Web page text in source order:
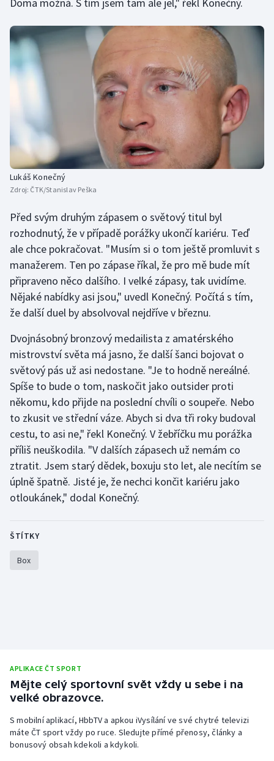
Doma možná. S tím jsem tam ale jel," řekl Konečný.
Lukáš Konečný
Zdroj: ČTK/Stanislav Peška
Před svým druhým zápasem o světový titul byl
rozhodnutý, že v případě porážky ukončí kariéru. Teď
ale chce pokračovat. "Musím si o tom ještě promluvit s
manažerem. Ten po zápase říkal, že pro mě bude mít
připraveno něco dalšího. I velké zápasy, tak uvidíme.
Nějaké nabídky asi jsou," uvedl Konečný. Počítá s tím,
že další duel by absolvoval nejdříve v březnu.
Dvojnásobný bronzový medailista z amatérského
mistrovství světa má jasno, že další šanci bojovat o
světový pás už asi nedostane. "Je to hodně nereálné.
Spíše to bude o tom, naskočit jako outsider proti
někomu, kdo přijde na poslední chvíli o soupeře. Nebo
to zkusit ve střední váze. Abych si dva tři roky budoval
cestu, to asi ne," řekl Konečný. V žebříčku mu porážka
příliš neuškodila. "V dalších zápasech už nemám co
ztratit. Jsem starý dědek, boxuju sto let, ale necítím se
úplně špatně. Jisté je, že nechci končit kariéru jako
otloukánek," dodal Konečný.
ŠTÍTKY
Box
APLIKACE ČT SPORT
Mějte celý sportovní svět vždy u sebe i na
velké obrazovce.
S mobilní aplikací, HbbTV a apkou iVysílání ve své chytré televizi
máte ČT sport vždy po ruce. Sledujte přímé přenosy, články a
bonusový obsah kdekoli a kdykoli.